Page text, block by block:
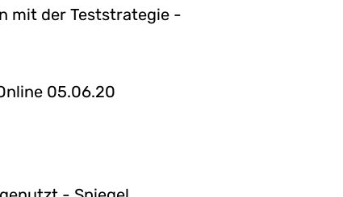
mit der Teststrategie -
05.06.20